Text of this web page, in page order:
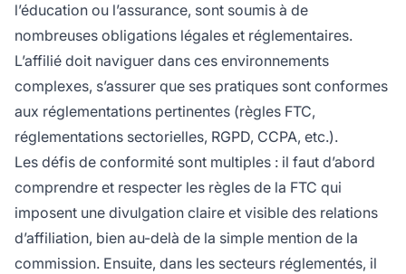
l’éducation ou l’assurance, sont soumis à de
nombreuses obligations légales et réglementaires.
L’affilié doit naviguer dans ces environnements
complexes, s’assurer que ses pratiques sont conformes
aux réglementations pertinentes (règles FTC,
réglementations sectorielles, RGPD, CCPA, etc.).
Les défis de conformité sont multiples : il faut d’abord
comprendre et respecter les règles de la FTC qui
imposent une divulgation claire et visible des relations
d’affiliation, bien au-delà de la simple mention de la
commission. Ensuite, dans les secteurs réglementés, il